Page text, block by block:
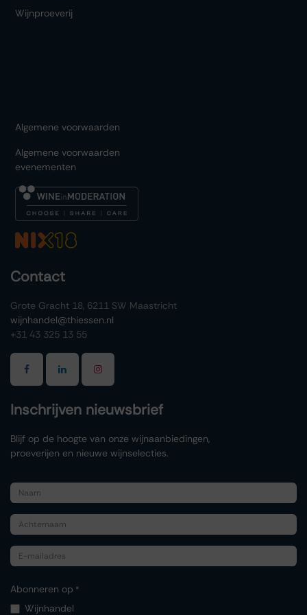
Wijnproeverij
Algemene voorwaarden
Algemene voorwaarden
evenementen
Contact
Grote Gracht 18, 6211 SW Maastricht
wijnhandel@thiessen.nl
+31 43 325 13 55
Inschrijven nieuwsbrief
Blijf op de hoogte van onze wijnaanbiedingen,
proeverijen en nieuwe wijnselecties.
Abonneren op *
Wijnhandel